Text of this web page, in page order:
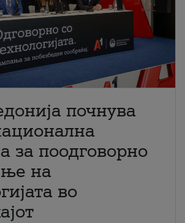
почнува
за поодговорно
на
во